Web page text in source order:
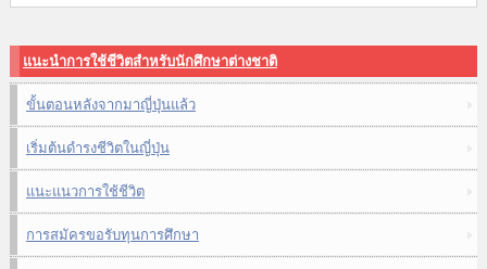
แนะนำการใช้ชีวิตสำหรับนักศึกษาต่างชาติ
ขั้นตอนหลังจากมาญี่ปุ่นแล้ว
เริ่มต้นดำรงชีวิตในญี่ปุ่น
แนะแนวการใช้ชีวิต
การสมัครขอรับทุนการศึกษา